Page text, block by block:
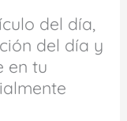
del día,
del día y
en tu